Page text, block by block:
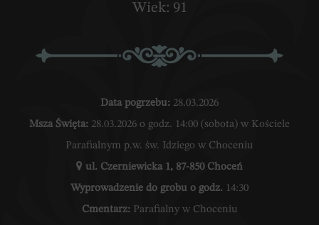
Wiek: 91
Data pogrzebu: 28.03.2026
Msza Święta: 28.03.2026 o godz. 14:00 (sobota) w Kościele
Parafialnym p.w. św. Idziego w Choceniu
ul. Czerniewicka 1, 87-850 Choceń
Wyprowadzenie do grobu o godz. 14:30
Cmentarz: Parafialny w Choceniu